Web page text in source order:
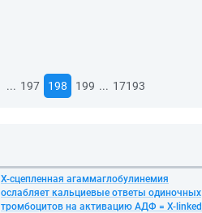
... 197 198 199 ... 17193
Х-сцепленная агаммаглобулинемия
ослабляет кальциевые ответы одиночных
тромбоцитов на активацию АДФ = X-linked